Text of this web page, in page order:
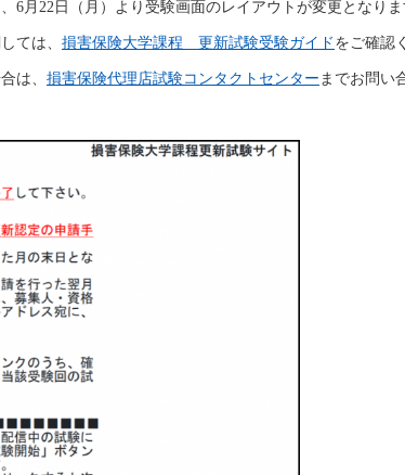
6月22日（月）より受験画面のレイアウトが変更となりま
ては、 損害保険大学課程 更新試験受験ガイド をご確認
は、 損害保険代理店試験コンタクトセンター までお問い